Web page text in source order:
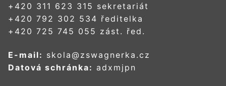
+420 311 623 315 sekretariát
+420 792 302 534 ředitelka
+420 725 745 055 zást. řed.
E-mail: skola@zswagnerka.cz
Datová schránka: adxmjpn